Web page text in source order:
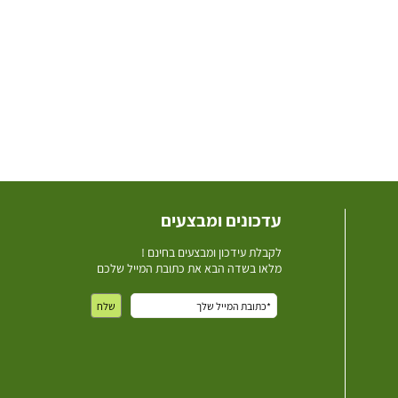
עדכונים ומבצעים
לקבלת עידכון ומבצעים בחינם !
מלאו בשדה הבא את כתובת המייל שלכם